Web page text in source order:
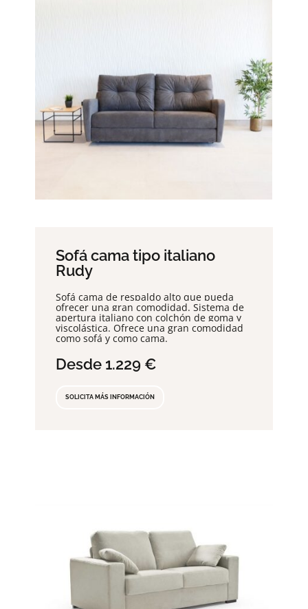
Sofá cama tipo italiano
Rudy
Sofá cama de respaldo alto que pueda
ofrecer una gran comodidad. Sistema de
apertura italiano con colchón de goma y
viscolástica. Ofrece una gran comodidad
como sofá y como cama.
Desde 1.229 €
SOLICITA MÁS INFORMACIÓN